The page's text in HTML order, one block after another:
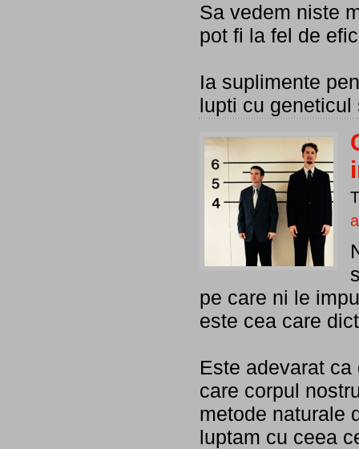
Sa vedem niste
pot fi la fel de
Ia suplimente
lupti cu
pe care ni le
este cea care
Este adevarat
care corpul
metode naturale
luptam cu ceea